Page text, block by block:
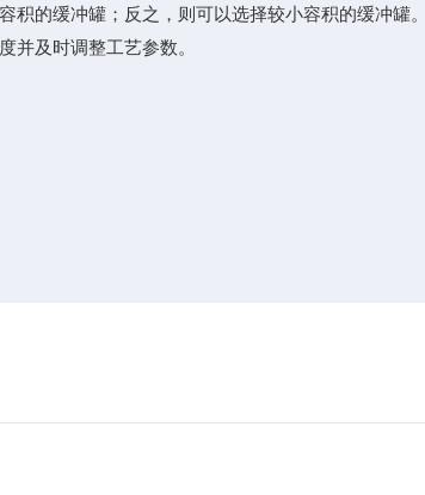
的缓冲罐；反之，则可以选择较小容积的缓冲罐。
及时调整工艺参数。